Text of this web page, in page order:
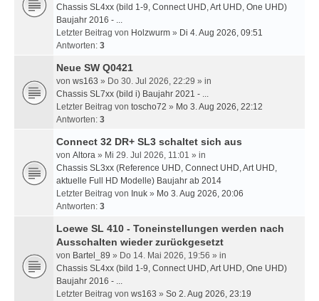
Chassis SL4xx (bild 1-9, Connect UHD, Art UHD, One UHD)
Baujahr 2016 - ...
Letzter Beitrag von Holzwurm » Di 4. Aug 2026, 09:51
Antworten: 3
Neue SW Q0421
von ws163 » Do 30. Jul 2026, 22:29 » in
Chassis SL7xx (bild i) Baujahr 2021 - ...
Letzter Beitrag von toscho72 » Mo 3. Aug 2026, 22:12
Antworten: 3
Connect 32 DR+ SL3 schaltet sich aus
von Altora » Mi 29. Jul 2026, 11:01 » in
Chassis SL3xx (Reference UHD, Connect UHD, Art UHD,
aktuelle Full HD Modelle) Baujahr ab 2014
Letzter Beitrag von Inuk » Mo 3. Aug 2026, 20:06
Antworten: 3
Loewe SL 410 - Toneinstellungen werden nach
Ausschalten wieder zurückgesetzt
von Bartel_89 » Do 14. Mai 2026, 19:56 » in
Chassis SL4xx (bild 1-9, Connect UHD, Art UHD, One UHD)
Baujahr 2016 - ...
Letzter Beitrag von ws163 » So 2. Aug 2026, 23:19